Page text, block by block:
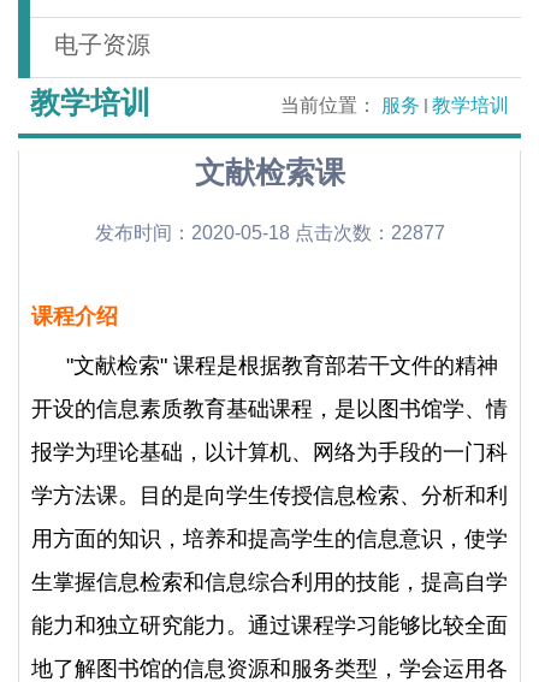
电子资源
当前位置： 服务 教学培训
教学培训
文献检索课
发布时间：2020-05-18 点击次数： 22877
课程介绍
"文献检索" 课程是根据教育部若干文件的精神
开设的信息素质教育基础课程，是以图书馆学、情
报学为理论基础，以计算机、网络为手段的一门科
学方法课。目的是向学生传授信息检索、分析和利
用方面的知识，培养和提高学生的信息意识，使学
生掌握信息检索和信息综合利用的技能，提高自学
能力和独立研究能力。通过课程学习能够比较全面
地了解图书馆的信息资源和服务类型，学会运用各